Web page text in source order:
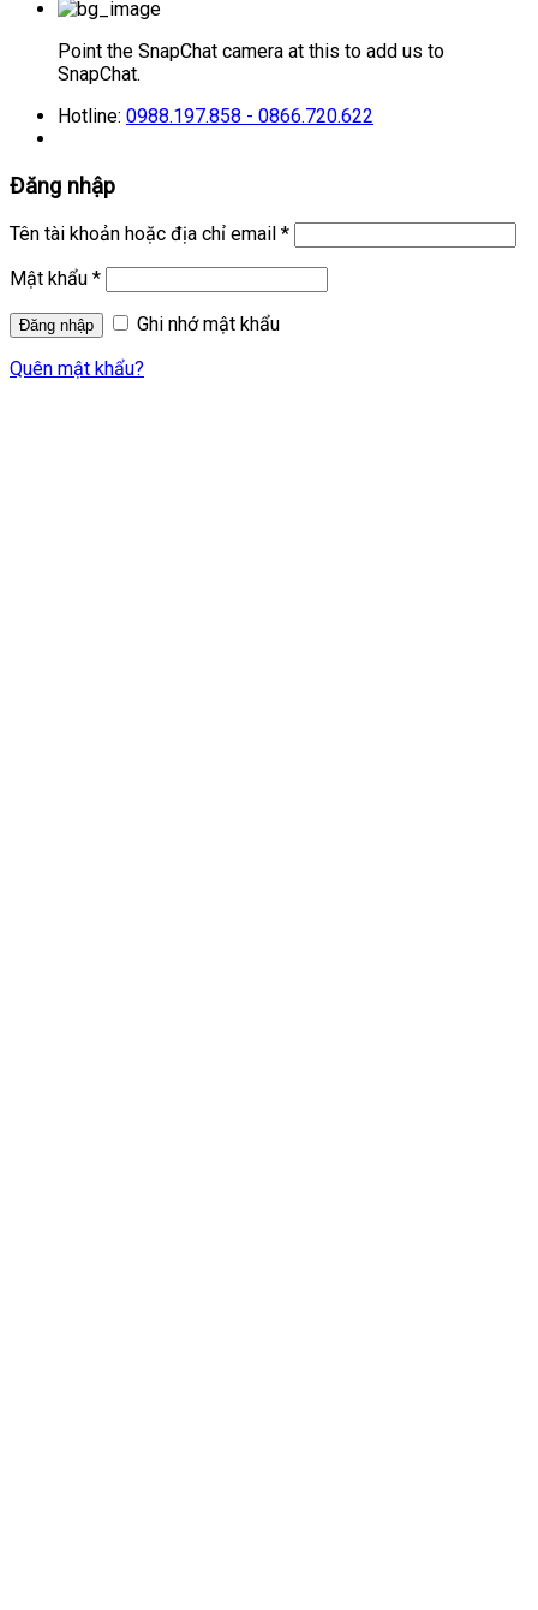
Point the SnapChat camera at this to add us to
SnapChat.
Hotline: 0988.197.858 - 0866.720.622
Đăng nhập
Tên tài khoản hoặc địa chỉ email *
Mật khẩu *
Ghi nhớ mật khẩu
Quên mật khẩu?